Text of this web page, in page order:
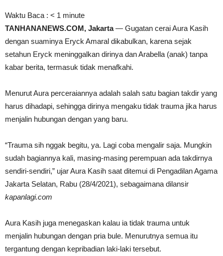
Waktu Baca : < 1 minute
TANHANANEWS.COM, Jakarta— Gugatan cerai Aura Kasih
dengan suaminya Eryck Amaral dikabulkan, karena sejak
setahun Eryck meninggalkan dirinya dan Arabella (anak) tanpa
kabar berita, termasuk tidak menafkahi.
Menurut Aura perceraiannya adalah salah satu bagian takdir yang
harus dihadapi, sehingga dirinya mengaku tidak trauma jika harus
menjalin hubungan dengan yang baru.
“Trauma sih nggak begitu, ya. Lagi coba mengalir saja. Mungkin
sudah bagiannya kali, masing-masing perempuan ada takdirnya
sendiri-sendiri,” ujar Aura Kasih saat ditemui di Pengadilan Agama
Jakarta Selatan, Rabu (28/4/2021), sebagaimana dilansir
kapanlagi.com
Aura Kasih juga menegaskan kalau ia tidak trauma untuk
menjalin hubungan dengan pria bule. Menurutnya semua itu
tergantung dengan kepribadian laki-laki tersebut.